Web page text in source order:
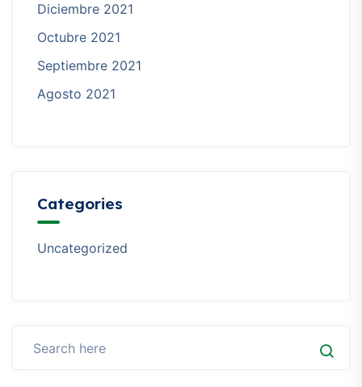
Diciembre 2021
Octubre 2021
Septiembre 2021
Agosto 2021
Categories
Uncategorized